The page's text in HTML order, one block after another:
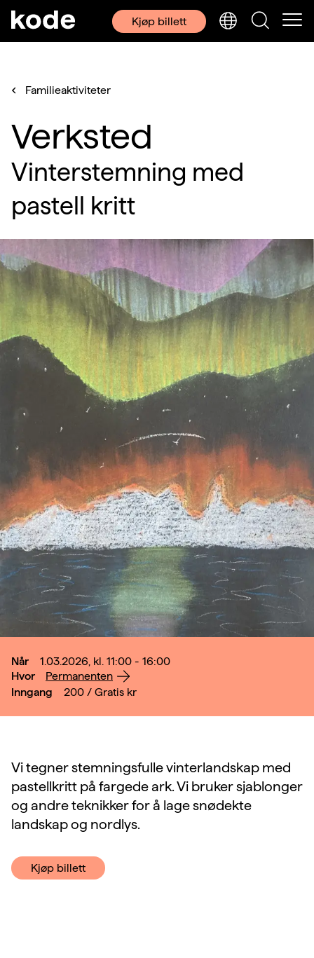
Kjøp billett
Familieaktiviteter
Verksted
Vinterstemning med
pastell kritt
Når
1.03.2026, kl. 11:00 - 16:00
Hvor
Permanenten
Inngang
200 / Gratis kr
Vi tegner stemningsfulle vinterlandskap med
pastellkritt på fargede ark. Vi bruker sjablonger
og andre teknikker for å lage snødekte
landskap og nordlys.
Kjøp billett